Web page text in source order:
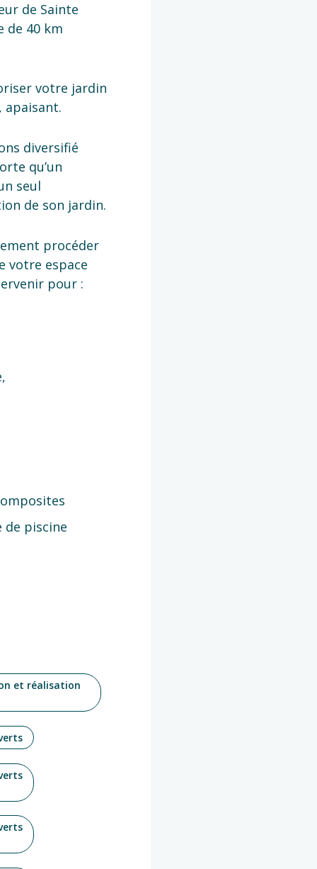
de Sainte
de 40 km
votre jardin
apaisant.
diversifié
qu’un
seul
de son jardin.
procéder
votre espace
pour :
de piscine
et réalisation